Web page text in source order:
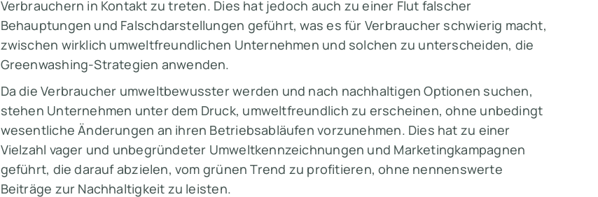
Verbrauchern in Kontakt zu treten. Dies hat jedoch auch zu einer Flut falscher
Behauptungen und Falschdarstellungen geführt, was es für Verbraucher schwierig macht,
zwischen wirklich umweltfreundlichen Unternehmen und solchen zu unterscheiden, die
Greenwashing-Strategien anwenden.
Da die Verbraucher umweltbewusster werden und nach nachhaltigen Optionen suchen,
stehen Unternehmen unter dem Druck, umweltfreundlich zu erscheinen, ohne unbedingt
wesentliche Änderungen an ihren Betriebsabläufen vorzunehmen. Dies hat zu einer
Vielzahl vager und unbegründeter Umweltkennzeichnungen und Marketingkampagnen
geführt, die darauf abzielen, vom grünen Trend zu profitieren, ohne nennenswerte
Beiträge zur Nachhaltigkeit zu leisten.